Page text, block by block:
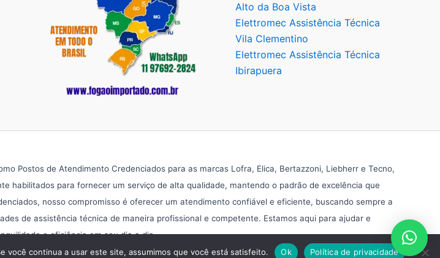
Alto da Boa Vista
Elettromec Assistência Técnica
Vila Clementino
Elettromec Assistência Técnica
Ibirapuera
Postos de Atendimento Credenciados para as marcas Lofra, Elica, Bertazzoni, Liebherr e Tecno,
habilitados para fornecer um serviço de alta qualidade, mantendo o padrão de excelência que
nosso compromisso é oferecer um atendimento confiável e eficiente, buscando sempre a
de assistência técnica de maneira profissional e competente. Estamos aqui para ajudar e
e eficiência em seu dia a dia.
Fogão Importado
você continua a usar este site, assumimos que você está satisfeito. Ok Política de privacidade